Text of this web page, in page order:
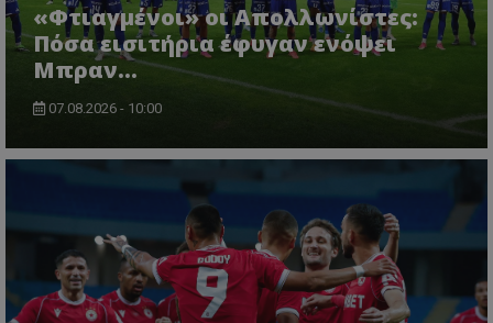
«Φτιαγμένοι» οι Απολλωνίστες:
Πόσα εισιτήρια έφυγαν ενόψει
Μπραν...
07.08.2026 - 10:00